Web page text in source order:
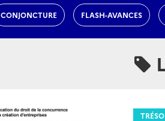
CONJONCTURE FLASH-AVANCES